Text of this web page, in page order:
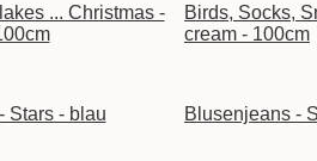
Birds, Socks,
cream - 100cm
Blusenjeans -